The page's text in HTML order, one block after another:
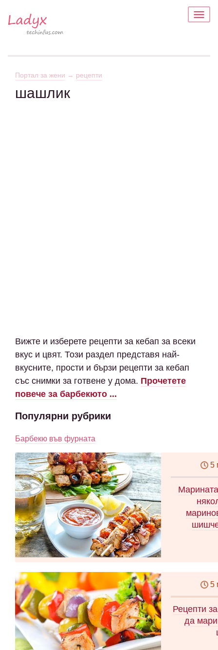
Портал за жени → рецепти
шашлик
Вижте и изберете рецепти за кебап за всеки
вкус и цвят. Този раздел представя най-
вкусните, прости и бързи рецепти за кебап
със снимки за готвене у дома. Прочетете
повече за барбекюто ...
Популярни рубрики
Барбекю във фурната
5
5
Рецепти
да